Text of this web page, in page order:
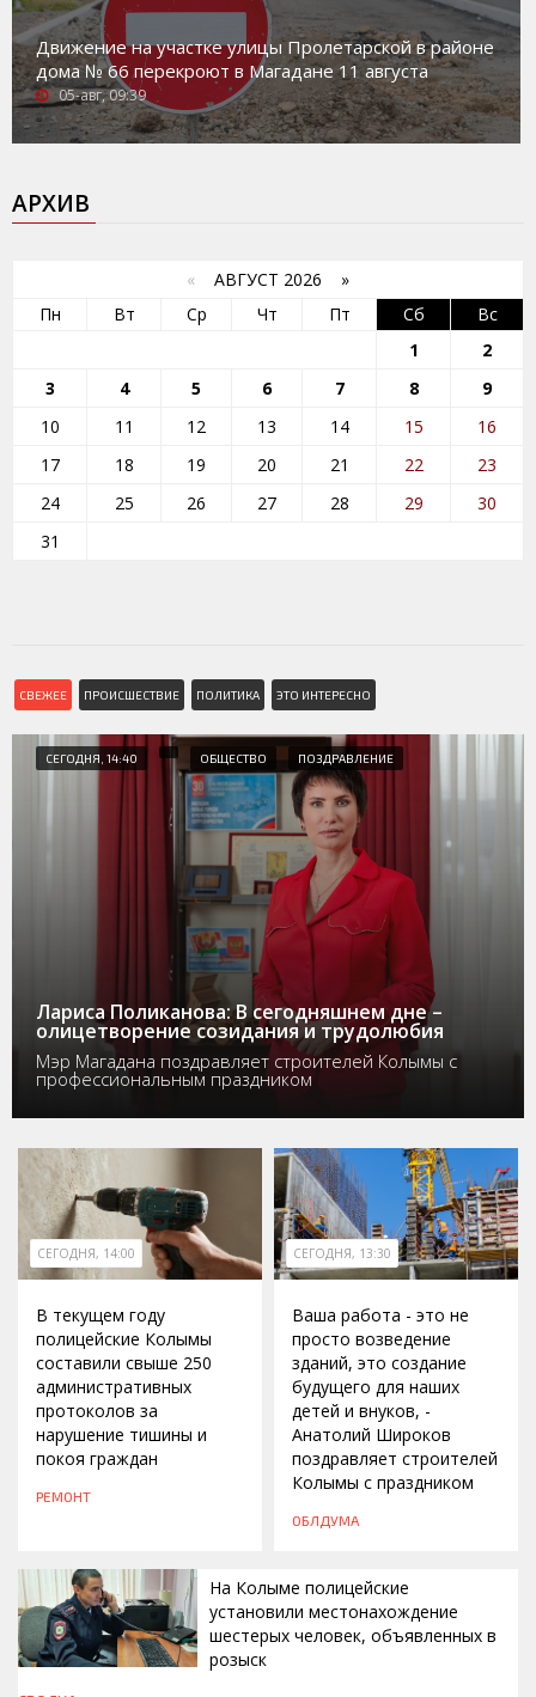
Движение на участке улицы Пролетарской в районе
дома № 66 перекроют в Магадане 11 августа
05-авг, 09:39
АРХИВ
« АВГУСТ 2026 »
Пн
Вт Ср Чт Пт Сб
Вс
1
2
3
4 5 6 7 8
9
10
11 12 13 14 15
16
17
18 19 20 21 22
23
24
25 26 27 28 29
30
31
СВЕЖЕЕ ПРОИСШЕСТВИЕ ПОЛИТИКА ЭТО ИНТЕРЕСНО
СЕГОДНЯ, 14:40 ОБЩЕСТВО ПОЗДРАВЛЕНИЕ
Лариса Поликанова: В сегодняшнем дне –
олицетворение созидания и трудолюбия
Мэр Магадана поздравляет строителей Колымы с
профессиональным праздником
СЕГОДНЯ, 14:00
В текущем году
полицейские Колымы
составили свыше 250
административных
протоколов за
нарушение тишины и
покоя граждан
РЕМОНТ
СЕГОДНЯ, 13:30
Ваша работа - это не
просто возведение
зданий, это создание
будущего для наших
детей и внуков, -
Анатолий Широков
поздравляет строителей
Колымы с праздником
ОБЛДУМА
На Колыме полицейские
установили местонахождение
шестерых человек, объявленных в
розыск